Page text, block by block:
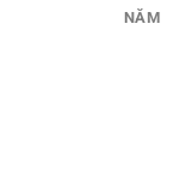
NĂM